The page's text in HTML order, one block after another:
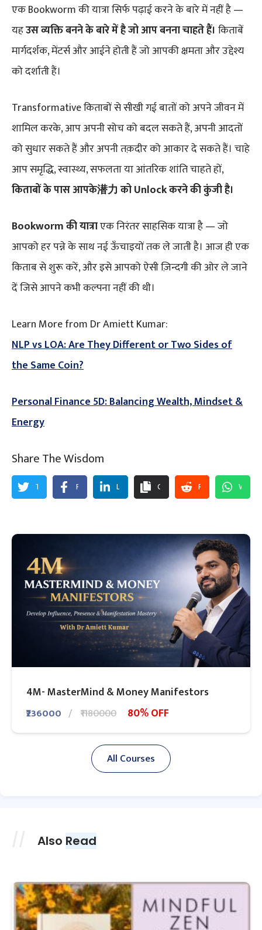
एक Bookworm की यात्रा सिर्फ पढ़ाई करने के बारे में नहीं है —
यहउस व्यक्ति बनने के बारे में है जो आप बनना चाहते हैं। किताबें
मार्गदर्शक, मेंटर्स और आईने होती हैं जो आपकी क्षमता और उद्देश्य
को दर्शाती हैं।
Transformative किताबों से सीखी गई बातों को अपने जीवन में
शामिल करके, आप अपनी सोच को बदल सकते हैं, अपनी आदतों
को सुधार सकते हैं और अपनी तक़दीर को आकार दे सकते हैं। चाहे
आप समृद्धि, स्वास्थ्य, सफलता या आंतरिक शांति चाहते हों,
किताबों के पास आपके潜力 को Unlock करने की कुंजी है।
Bookworm की यात्राएक निरंतर साहसिक यात्रा है — जो
आपको हर पन्ने के साथ नई ऊँचाइयों तक ले जाती है। आज ही एक
किताब से शुरू करें, और इसे आपको ऐसी ज़िन्दगी की ओर ले जाने
दें जिसे आपने कभी कल्पना नहीं की थी।
Learn More from Dr Amiett Kumar:
NLP vs LOA: Are They Different or Two Sides of
the Same Coin?
Personal Finance 5D: Balancing Wealth, Mindset &
Energy
Share The Wisdom
4M- MasterMind & Money Manifestors
₹236000 ₹1180000 80% OFF
All Courses
Also Read